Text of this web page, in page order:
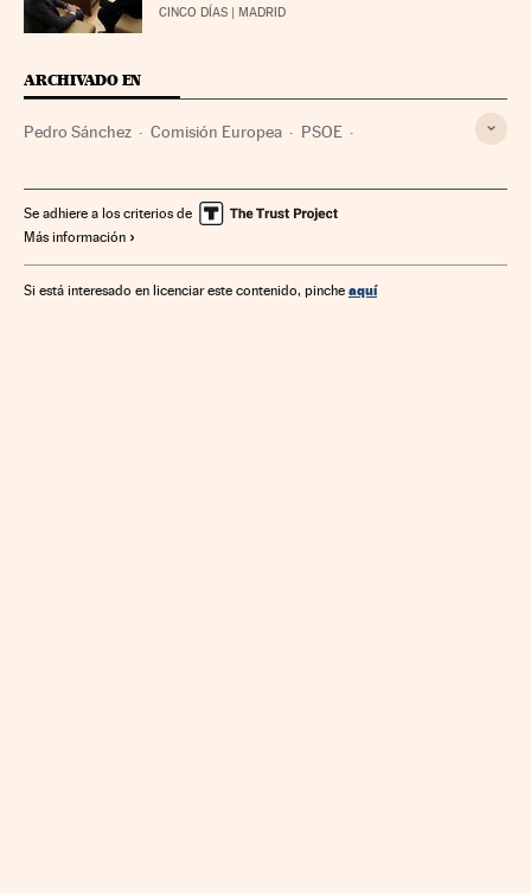
CINCO DÍAS | MADRID
ARCHIVADO EN
Pedro Sánchez Comisión Europea PSOE
Unión Europea Seguridad Social
Política Finanzas Relaciones exteriores Trabajo
Se adhiere a los criterios de
Más información
Si está interesado en licenciar este contenido, pinche aquí